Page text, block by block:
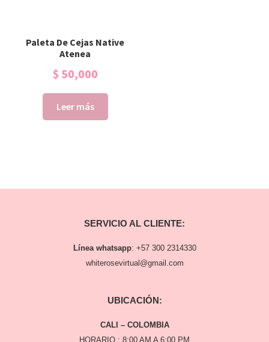
Paleta De Cejas Native
Atenea
$ 50,000
Leer más
SERVICIO AL CLIENTE:
Línea whatsapp: +57 300 2314330
whiterosevirtual@gmail.com
UBICACIÓN:
CALI – COLOMBIA
HORARIO : 8:00 AM A 6:00 PM